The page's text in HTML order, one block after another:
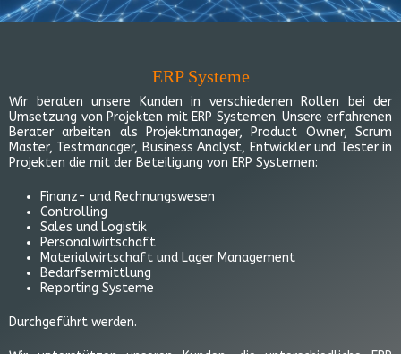
ERP Systeme
Wir beraten unsere Kunden in verschiedenen Rollen bei der
Umsetzung von Projekten mit ERP Systemen. Unsere erfahrenen
Berater arbeiten als Projektmanager, Product Owner, Scrum
Master, Testmanager, Business Analyst, Entwickler und Tester in
Projekten die mit der Beteiligung von ERP Systemen:
Finanz- und Rechnungswesen
Controlling
Sales und Logistik
Personalwirtschaft
Materialwirtschaft und Lager Management
Bedarfsermittlung
Reporting Systeme
Durchgeführt werden.